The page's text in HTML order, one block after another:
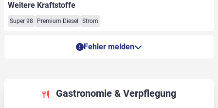
Weitere Kraftstoffe
Super 98 Premium Diesel Strom
Fehler melden
Gastronomie & Verpflegung